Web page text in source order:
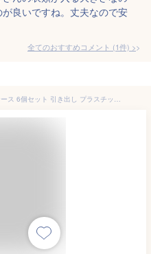
良いですね。丈夫なので安
全てのおすすめコメント (1件) >
【6個セット】収納ボックス 収納ケース 6個セット 引き出し プラスチック 引き出し 3段 収納ボックス 衣装ケース おしゃれ アイリスオーヤマ チェスト BC-L 衣装ケース クリアケース 50cm 奥行50cm コンパクト クローゼット 衣装ケース